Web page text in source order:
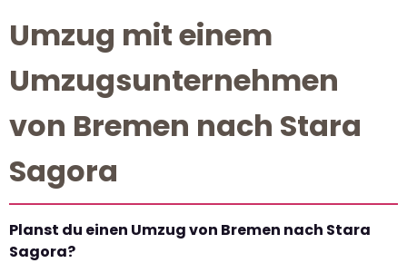
Umzug mit einem
Umzugsunternehmen
von Bremen nach Stara
Sagora
Planst du einen Umzug von Bremen nach Stara
Sagora?